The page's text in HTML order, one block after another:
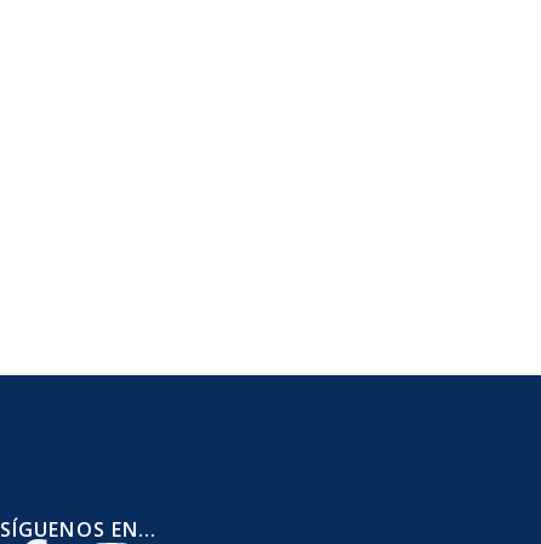
SÍGUENOS EN...